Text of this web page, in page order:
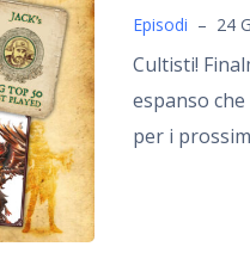
Episodi – 24
Cultisti!
espanso
per i